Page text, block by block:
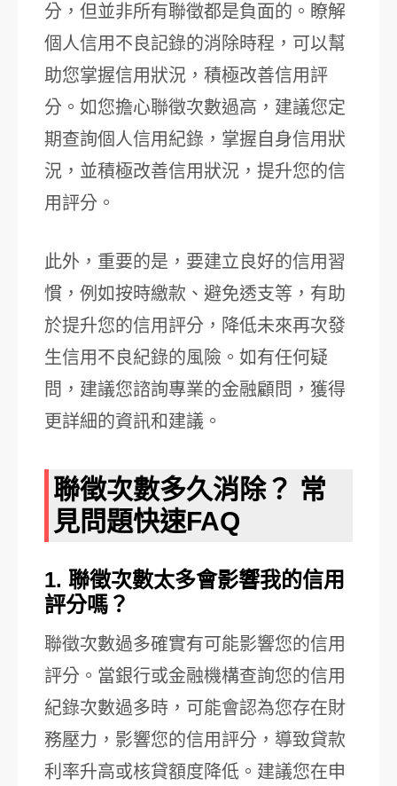
分，但並非所有聯徵都是負面的。瞭解
個人信用不良記錄的消除時程，可以幫
助您掌握信用狀況，積極改善信用評
分。如您擔心聯徵次數過高，建議您定
期查詢個人信用紀錄，掌握自身信用狀
況，並積極改善信用狀況，提升您的信
用評分。
此外，重要的是，要建立良好的信用習
慣，例如按時繳款、避免透支等，有助
於提升您的信用評分，降低未來再次發
生信用不良紀錄的風險。如有任何疑
問，建議您諮詢專業的金融顧問，獲得
更詳細的資訊和建議。
聯徵次數多久消除？ 常
見問題快速FAQ
1. 聯徵次數太多會影響我的信用
評分嗎？
聯徵次數過多確實有可能影響您的信用
評分。當銀行或金融機構查詢您的信用
紀錄次數過多時，可能會認為您存在財
務壓力，影響您的信用評分，導致貸款
利率升高或核貸額度降低。建議您在申